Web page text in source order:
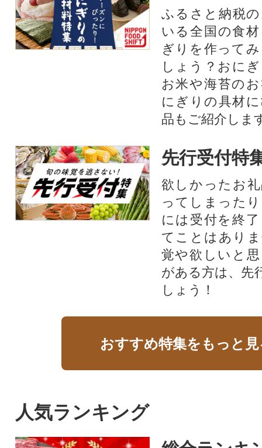
ふるさと納税
いる全国の食
ぎりを作って
しょう？おに
お米や海苔の
にぎりの具材
品もご紹介しま
先行受付特
欲しかったお
ってしまった
には受付を終
てことはあり
覚や欲しいと
がある方は、先
しょう！
おすすめ特集をもっと
人気ランキング